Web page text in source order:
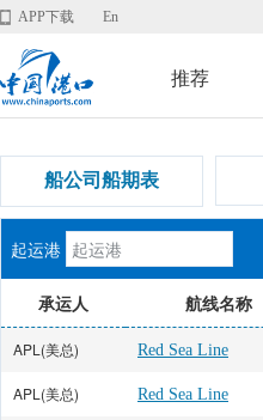
APP下载 En
推荐
船公司船期表
起运港
承运人 航线名称
APL(美总) Red Sea Line
APL(美总) Red Sea Line